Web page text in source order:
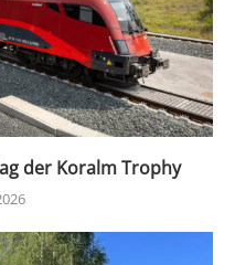
der Koralm Trophy